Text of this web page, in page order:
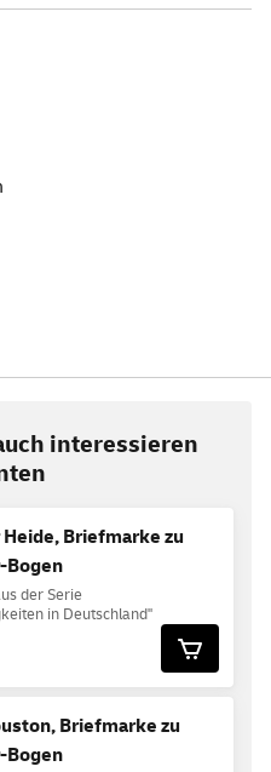
interessieren
Briefmarke zu
Bogen
der Serie
in Deutschland"
Briefmarke zu
Bogen